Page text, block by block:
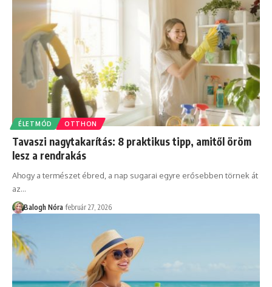
ÉLETMÓD OTTHON
Tavaszi nagytakarítás: 8 praktikus tipp, amitől öröm
lesz a rendrakás
Ahogy a természet ébred, a nap sugarai egyre erősebben törnek át
az…
Balogh Nóra február 27, 2026